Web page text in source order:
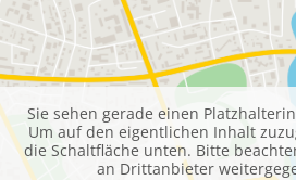
Sie sehen gerade einen
Um auf den eigentlichen Inhalt
die Schaltfläche unten. Bitte
an Drittanbieter